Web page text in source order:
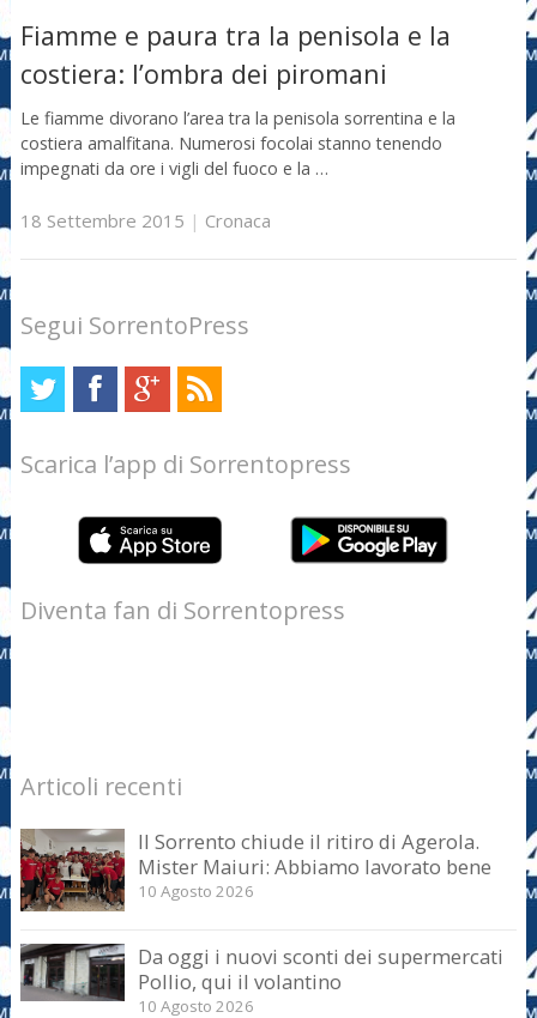
Fiamme e paura tra la penisola e la
costiera: l’ombra dei piromani
Le fiamme divorano l’area tra la penisola sorrentina e la
costiera amalfitana. Numerosi focolai stanno tenendo
impegnati da ore i vigli del fuoco e la …
18 Settembre 2015 | Cronaca
Segui SorrentoPress
Scarica l’app di Sorrentopress
Diventa fan di Sorrentopress
Articoli recenti
Il Sorrento chiude il ritiro di Agerola.
Mister Maiuri: Abbiamo lavorato bene
10 Agosto 2026
Da oggi i nuovi sconti dei supermercati
Pollio, qui il volantino
10 Agosto 2026